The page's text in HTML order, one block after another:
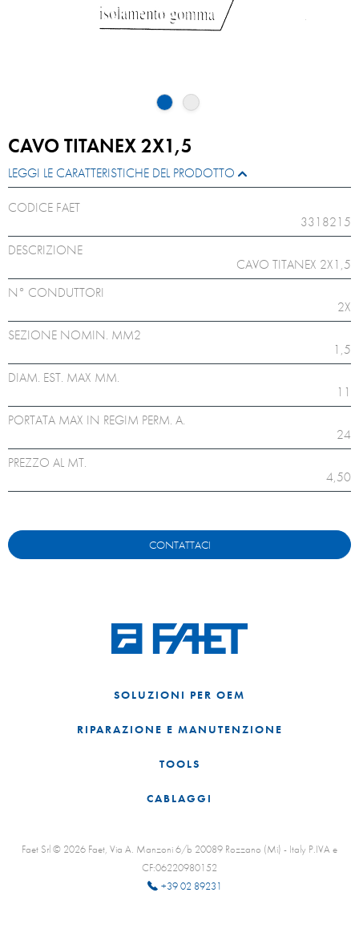
CAVO TITANEX 2X1,5
LEGGI LE CARATTERISTICHE DEL PRODOTTO
CODICE FAET
3318215
DESCRIZIONE
CAVO TITANEX 2X1,5
N° CONDUTTORI
2X
SEZIONE NOMIN. MM2
1,5
DIAM. EST. MAX MM.
11
PORTATA MAX IN REGIM PERM. A.
24
PREZZO AL MT.
4,50
CONTATTACI
SOLUZIONI PER OEM
RIPARAZIONE E MANUTENZIONE
TOOLS
CABLAGGI
Faet Srl © 2026 Faet, Via A. Manzoni 6/b 20089 Rozzano (Mi) - Italy P.IVA e
CF:06220980152
+39 02 89231